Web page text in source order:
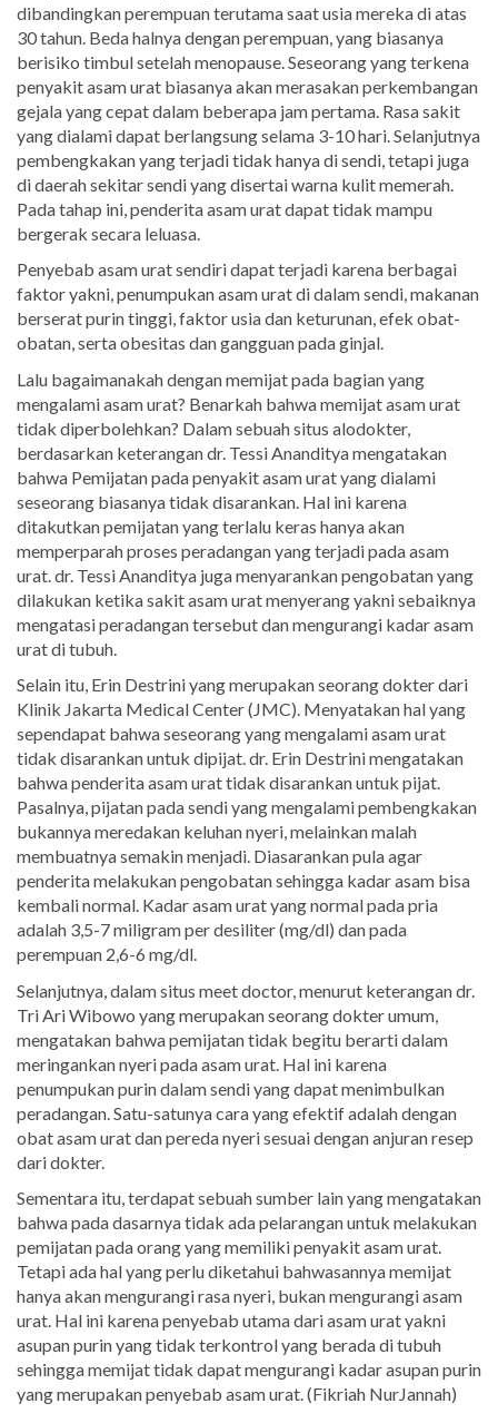
dibandingkan perempuan terutama saat usia mereka di atas
30 tahun. Beda halnya dengan perempuan, yang biasanya
berisiko timbul setelah menopause. Seseorang yang terkena
penyakit asam urat biasanya akan merasakan perkembangan
gejala yang cepat dalam beberapa jam pertama. Rasa sakit
yang dialami dapat berlangsung selama 3-10 hari. Selanjutnya
pembengkakan yang terjadi tidak hanya di sendi, tetapi juga
di daerah sekitar sendi yang disertai warna kulit memerah.
Pada tahap ini, penderita asam urat dapat tidak mampu
bergerak secara leluasa.
Penyebab asam urat sendiri dapat terjadi karena berbagai
faktor yakni, penumpukan asam urat di dalam sendi, makanan
berserat purin tinggi, faktor usia dan keturunan, efek obat-
obatan, serta obesitas dan gangguan pada ginjal.
Lalu bagaimanakah dengan memijat pada bagian yang
mengalami asam urat? Benarkah bahwa memijat asam urat
tidak diperbolehkan? Dalam sebuah situs alodokter,
berdasarkan keterangan dr. Tessi Ananditya mengatakan
bahwa Pemijatan pada penyakit asam urat yang dialami
seseorang biasanya tidak disarankan. Hal ini karena
ditakutkan pemijatan yang terlalu keras hanya akan
memperparah proses peradangan yang terjadi pada asam
urat. dr. Tessi Ananditya juga menyarankan pengobatan yang
dilakukan ketika sakit asam urat menyerang yakni sebaiknya
mengatasi peradangan tersebut dan mengurangi kadar asam
urat di tubuh.
Selain itu, Erin Destrini yang merupakan seorang dokter dari
Klinik Jakarta Medical Center (JMC). Menyatakan hal yang
sependapat bahwa seseorang yang mengalami asam urat
tidak disarankan untuk dipijat. dr. Erin Destrini mengatakan
bahwa penderita asam urat tidak disarankan untuk pijat.
Pasalnya, pijatan pada sendi yang mengalami pembengkakan
bukannya meredakan keluhan nyeri, melainkan malah
membuatnya semakin menjadi. Diasarankan pula agar
penderita melakukan pengobatan sehingga kadar asam bisa
kembali normal. Kadar asam urat yang normal pada pria
adalah 3,5-7 miligram per desiliter (mg/dl) dan pada
perempuan 2,6-6 mg/dl.
Selanjutnya, dalam situs meet doctor, menurut keterangan dr.
Tri Ari Wibowo yang merupakan seorang dokter umum,
mengatakan bahwa pemijatan tidak begitu berarti dalam
meringankan nyeri pada asam urat. Hal ini karena
penumpukan purin dalam sendi yang dapat menimbulkan
peradangan. Satu-satunya cara yang efektif adalah dengan
obat asam urat dan pereda nyeri sesuai dengan anjuran resep
dari dokter.
Sementara itu, terdapat sebuah sumber lain yang mengatakan
bahwa pada dasarnya tidak ada pelarangan untuk melakukan
pemijatan pada orang yang memiliki penyakit asam urat.
Tetapi ada hal yang perlu diketahui bahwasannya memijat
hanya akan mengurangi rasa nyeri, bukan mengurangi asam
urat. Hal ini karena penyebab utama dari asam urat yakni
asupan purin yang tidak terkontrol yang berada di tubuh
sehingga memijat tidak dapat mengurangi kadar asupan purin
yang merupakan penyebab asam urat. (Fikriah NurJannah)